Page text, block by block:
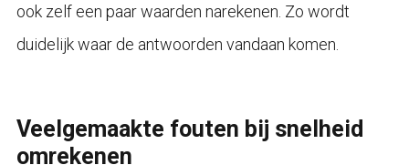
ook zelf een paar waarden narekenen. Zo wordt
duidelijk waar de antwoorden vandaan komen.
Veelgemaakte fouten bij snelheid
omrekenen